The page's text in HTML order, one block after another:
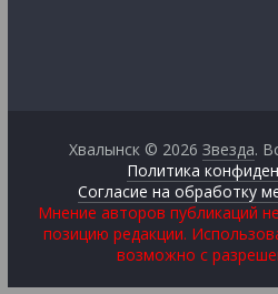
Хвалынск © 2026Звезда.
Политика
Согласие на обработку
Мнение авторов публикаций
позицию редакции.
возможно с